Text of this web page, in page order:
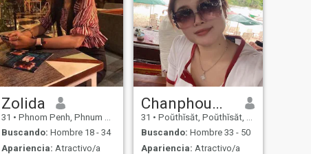
Zolida
31 • Phnom Penh, Phnum Pénh, Cambolla
Buscando: Hombre 18 - 34
Apariencia: Atractivo/a
Chanphoumy In
31 • Poŭthĭsăt, Poŭthĭsăt, Cambolla
Buscando: Hombre 33 - 50
Apariencia: Atractivo/a